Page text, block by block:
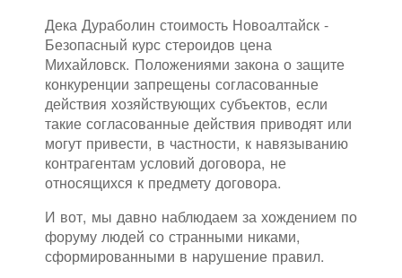
Дека Дураболин стоимость Новоалтайск -
Безопасный курс стероидов цена
Михайловск. Положениями закона о защите
конкуренции запрещены согласованные
действия хозяйствующих субъектов, если
такие согласованные действия приводят или
могут привести, в частности, к навязыванию
контрагентам условий договора, не
относящихся к предмету договора.
И вот, мы давно наблюдаем за хождением по
форуму людей со странными никами,
сформированными в нарушение правил.